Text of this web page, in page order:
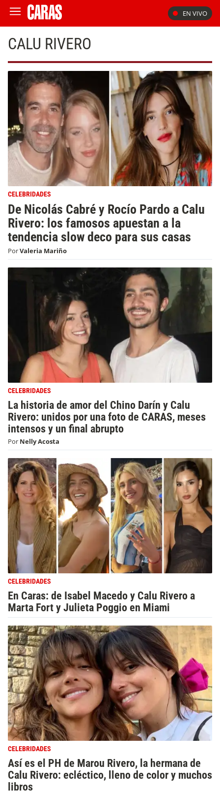
EN VIVO
CALU RIVERO
CELEBRIDADES
De Nicolás Cabré y Rocío Pardo a Calu
Rivero: los famosos apuestan a la
tendencia slow deco para sus casas
PorValeria Mariño
CELEBRIDADES
La historia de amor del Chino Darín y Calu
Rivero: unidos por una foto de CARAS, meses
intensos y un final abrupto
Por Nelly Acosta
CELEBRIDADES
En Caras: de Isabel Macedo y Calu Rivero a
Marta Fort y Julieta Poggio en Miami
CELEBRIDADES
Así es el PH de Marou Rivero, la hermana de
Calu Rivero: ecléctico, lleno de color y muchos
libros